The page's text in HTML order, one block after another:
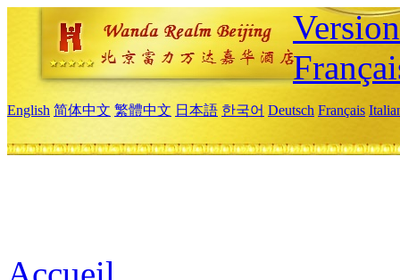
English 简体中文 繁體中文 日本語 한국어 Deutsch Français